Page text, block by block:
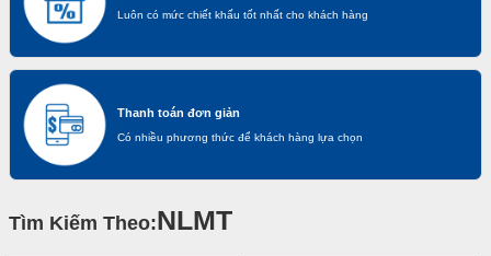
Luôn có mức chiết khấu tốt nhất cho khách hàng
Thanh toán đơn giản
Có nhiều phương thức để khách hàng lựa chọn
Tìm Kiếm Theo:NLMT